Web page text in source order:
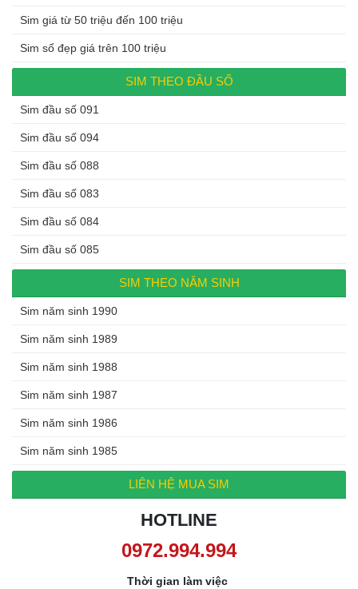
Sim giá từ 50 triệu đến 100 triệu
Sim số đẹp giá trên 100 triệu
SIM THEO ĐẦU SỐ
Sim đầu số 091
Sim đầu số 094
Sim đầu số 088
Sim đầu số 083
Sim đầu số 084
Sim đầu số 085
SIM THEO NĂM SINH
Sim năm sinh 1990
Sim năm sinh 1989
Sim năm sinh 1988
Sim năm sinh 1987
Sim năm sinh 1986
Sim năm sinh 1985
LIÊN HỆ MUA SIM
HOTLINE
0972.994.994
Thời gian làm việc